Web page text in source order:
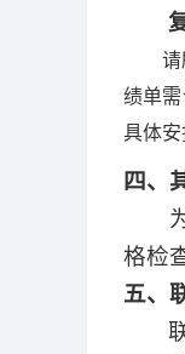
请
绩单
具体
四、
格检
五、